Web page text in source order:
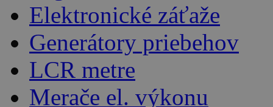
Elektronické záťaže
Generátory priebehov
LCR metre
Merače el. výkonu